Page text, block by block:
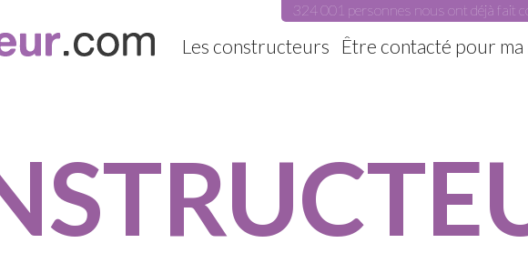
324 001 personnes nous ont déjà fait
Les constructeurs Être contacté pour ma